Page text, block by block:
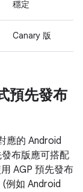
穩定
Canary 版
預先發布
應的 Android
布版應可搭配
AGP 預先發布
例如 Android